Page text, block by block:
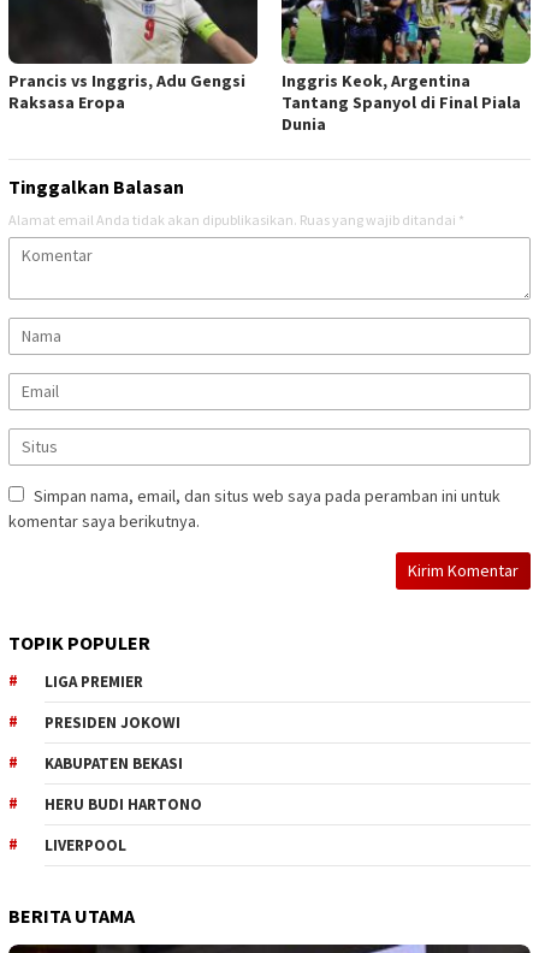
Prancis vs Inggris, Adu Gengsi
Raksasa Eropa
Inggris Keok, Argentina
Tantang Spanyol di Final Piala
Dunia
Tinggalkan Balasan
Alamat email Anda tidak akan dipublikasikan. Ruas yang wajib ditandai *
Simpan nama, email, dan situs web saya pada peramban ini untuk
komentar saya berikutnya.
TOPIK POPULER
LIGA PREMIER
PRESIDEN JOKOWI
KABUPATEN BEKASI
HERU BUDI HARTONO
LIVERPOOL
BERITA UTAMA